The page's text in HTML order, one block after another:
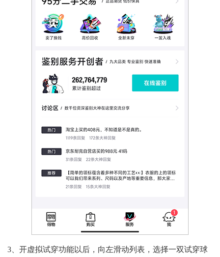
3、开虚拟试穿功能以后，向左滑动列表，选择一双试穿球